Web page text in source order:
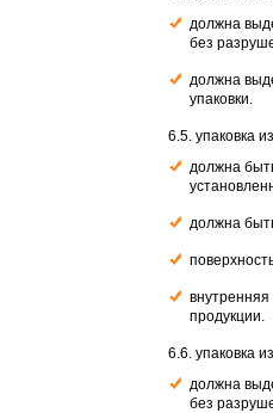
должна
без
должна
упаковки.
6.5. упаковка
должна
должна
внутренняя
продукции.
6.6. упаковка
должна
без